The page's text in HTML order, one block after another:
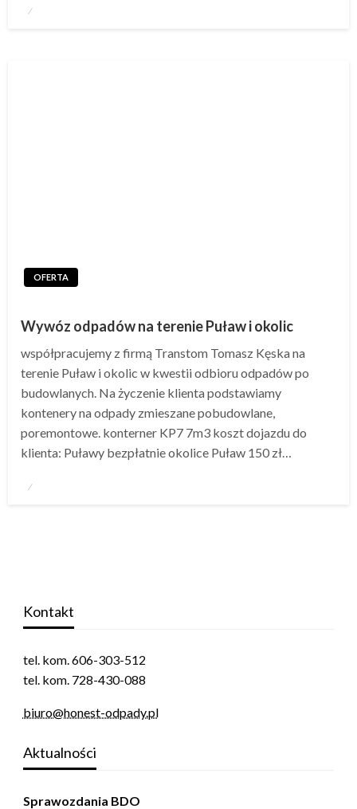
Napisano
OFERTA
Wywóz odpadów na terenie Puław i okolic
współpracujemy z firmą Transtom Tomasz Kęska na
terenie Puław i okolic w kwestii odbioru odpadów po
budowlanych. Na życzenie klienta podstawiamy
kontenery na odpady zmieszane pobudowlane,
poremontowe. konterner KP7 7m3 koszt dojazdu do
klienta: Puławy bezpłatnie okolice Puław 150 zł…
Napisano
Kontakt
tel. kom. 606-303-512
tel. kom. 728-430-088
biuro@honest-odpady.pl
Aktualności
Sprawozdania BDO